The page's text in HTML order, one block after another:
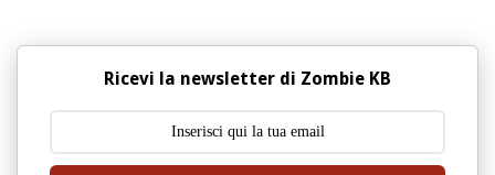
Ricevi la newsletter di Zombie KB